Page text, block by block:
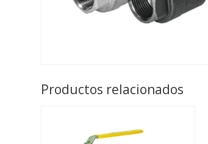
Productos relacionados